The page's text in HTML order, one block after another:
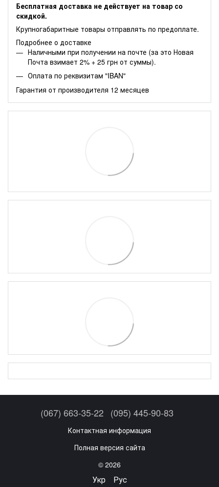
Бесплатная доставка не действует на товар со
скидкой.
Крупногабаритные товары отправлять по предоплате.
Подробнее о доставке
Наличными при получении на почте (за это Новая
Почта взимает 2% + 25 грн от суммы).
Оплата по реквизитам "IBAN"
Гарантия от производителя 12 месяцев
(067) 663-35-22 (095) 445-90-83
Контактная информация
Полная версия сайта
© 2026
Укр Рус